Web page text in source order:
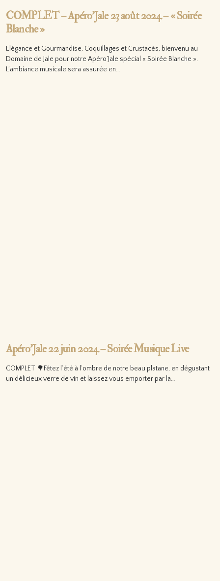
COMPLET – Apéro’Jale 23 août 2024 – « Soirée
Blanche »
Elégance et Gourmandise, Coquillages et Crustacés, bienvenu au
Domaine de Jale pour notre Apéro’Jale spécial « Soirée Blanche ».
L’ambiance musicale sera assurée en…
Apéro’Jale 22 juin 2024 – Soirée Musique Live
COMPLET 🌳Fêtez l’été à l’ombre de notre beau platane, en dégustant
un délicieux verre de vin et laissez vous emporter par la…